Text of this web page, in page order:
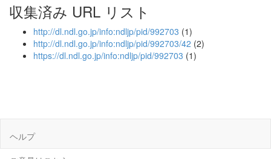
収集済み URL リスト
http://dl.ndl.go.jp/info:ndljp/pid/992703 (1)
http://dl.ndl.go.jp/info:ndljp/pid/992703/42 (2)
https://dl.ndl.go.jp/info:ndljp/pid/992703 (1)
ヘルプ